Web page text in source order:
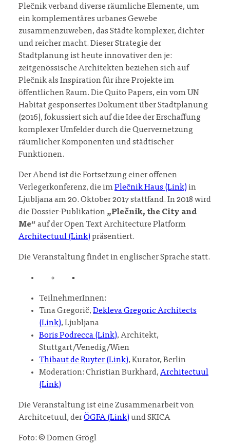
Plečnik verband diverse räumliche Elemente, um
ein komplementäres urbanes Gewebe
zusammenzuweben, das Städte komplexer, dichter
und reicher macht. Dieser Strategie der
Stadtplanung ist heute innovativer den je:
zeitgenössische Architekten beziehen sich auf
Plečnik als Inspiration für ihre Projekte im
öffentlichen Raum. Die Quito Papers, ein vom UN
Habitat gesponsertes Dokument über Stadtplanung
(2016), fokussiert sich auf die Idee der Erschaffung
komplexer Umfelder durch die Quervernetzung
räumlicher Komponenten und städtischer
Funktionen.
Der Abend ist die Fortsetzung einer offenen
Verlegerkonferenz, die imPlečnik Haus (Link)in
Ljubljana am 20. Oktober 2017 stattfand. In 2018 wird
die Dossier-Publikation „Plečnik, the City and
Me“ auf der Open Text Architecture Platform
Architectuul (Link)präsentiert.
Die Veranstaltung findet in englischer Sprache statt.
TeilnehmerInnen:
Tina Gregorič,Dekleva Gregoric Architects
(Link), Ljubljana
Boris Podrecca (Link), Architekt,
Stuttgart/Venedig/Wien
Thibaut de Ruyter (Link), Kurator, Berlin
Moderation: Christian Burkhard,Architectuul
(Link)
Die Veranstaltung ist eine Zusammenarbeit von
Architcetuul, derÖGFA (Link)und SKICA
Foto: © Domen Grögl